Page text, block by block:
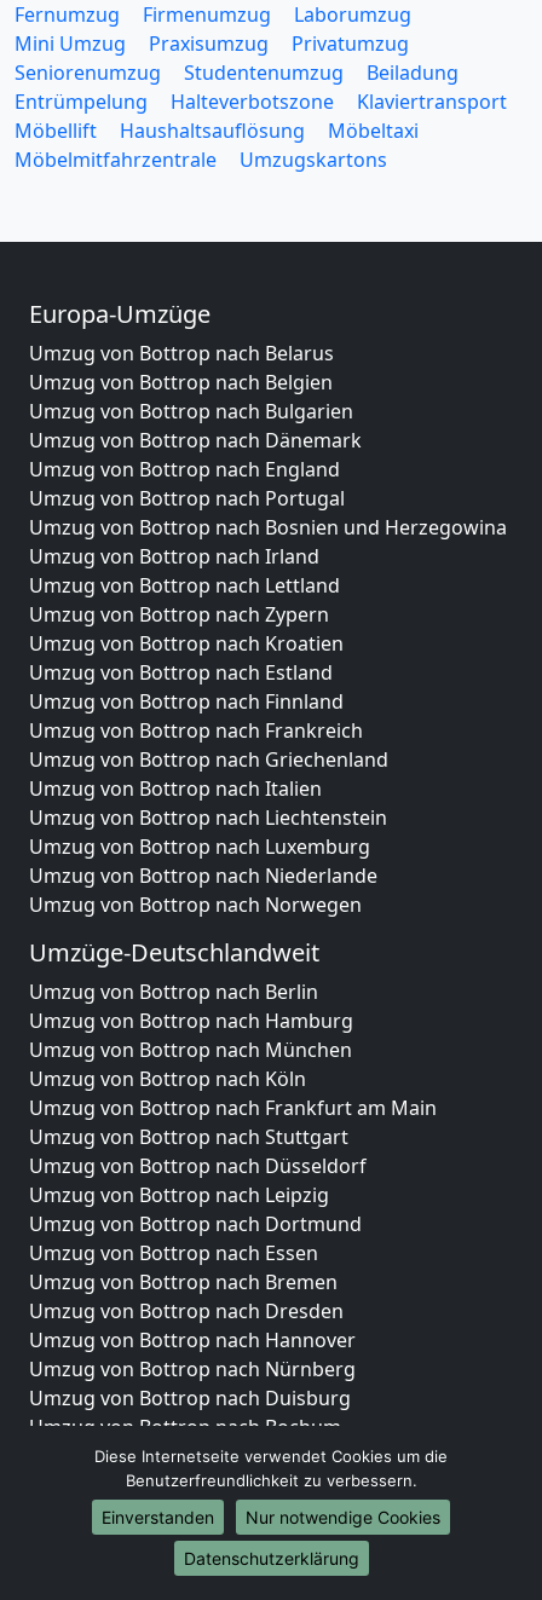
Fernumzug
Firmenumzug
Laborumzug
Mini Umzug
Praxisumzug
Privatumzug
Seniorenumzug
Studentenumzug
Beiladung
Entrümpelung
Halteverbotszone
Klaviertransport
Möbellift
Haushaltsauflösung
Möbeltaxi
Möbelmitfahrzentrale
Umzugskartons
Europa-Umzüge
Umzug von Bottrop nach Belarus
Umzug von Bottrop nach Belgien
Umzug von Bottrop nach Bulgarien
Umzug von Bottrop nach Dänemark
Umzug von Bottrop nach England
Umzug von Bottrop nach Portugal
Umzug von Bottrop nach Bosnien und Herzegowina
Umzug von Bottrop nach Irland
Umzug von Bottrop nach Lettland
Umzug von Bottrop nach Zypern
Umzug von Bottrop nach Kroatien
Umzug von Bottrop nach Estland
Umzug von Bottrop nach Finnland
Umzug von Bottrop nach Frankreich
Umzug von Bottrop nach Griechenland
Umzug von Bottrop nach Italien
Umzug von Bottrop nach Liechtenstein
Umzug von Bottrop nach Luxemburg
Umzug von Bottrop nach Niederlande
Umzug von Bottrop nach Norwegen
Umzüge-Deutschlandweit
Umzug von Bottrop nach Berlin
Umzug von Bottrop nach Hamburg
Umzug von Bottrop nach München
Umzug von Bottrop nach Köln
Umzug von Bottrop nach Frankfurt am Main
Umzug von Bottrop nach Stuttgart
Umzug von Bottrop nach Düsseldorf
Umzug von Bottrop nach Leipzig
Umzug von Bottrop nach Dortmund
Umzug von Bottrop nach Essen
Umzug von Bottrop nach Bremen
Umzug von Bottrop nach Dresden
Umzug von Bottrop nach Hannover
Umzug von Bottrop nach Nürnberg
Umzug von Bottrop nach Duisburg
Umzug von Bottrop nach Bochum
Umzug von Bottrop nach Wuppertal
Umzug von Bottrop nach Bielefeld
Umzug von Bottrop nach Bonn
Umzug von Bottrop nach Münster
Diese Internetseite verwendet Cookies um die
Benutzerfreundlichkeit zu verbessern.
Einverstanden
Nur notwendige Cookies
Datenschutzerklärung